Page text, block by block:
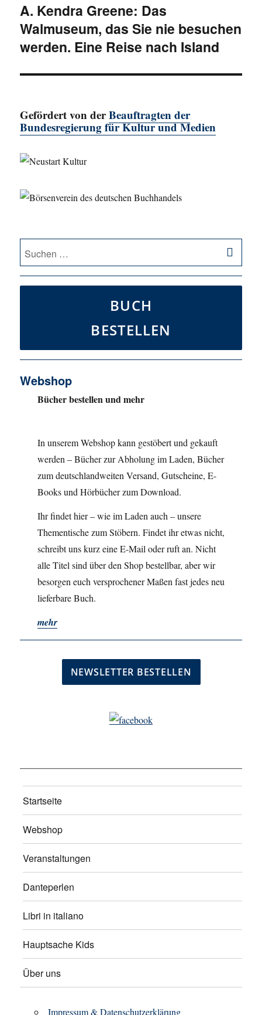
Nächster
Beitrag:
A. Kendra Greene: Das
Walmuseum, das Sie nie besuchen
werden. Eine Reise nach Island
Gefördert von derBeauftragten der
Bundesregierung für Kultur und Medien
Suche
nach:
BUCH
BESTELLEN
Webshop
Bücher bestellen und mehr
In unserem Webshop kann gestöbert und gekauft
werden – Bücher zur Abholung im Laden, Bücher
zum deutschlandweiten Versand, Gutscheine, E-
Books und Hörbücher zum Download.
Ihr findet hier – wie im Laden auch – unsere
Thementische zum Stöbern. Findet ihr etwas nicht,
schreibt uns kurz eine E-Mail oder ruft an. Nicht
alle Titel sind über den Shop bestellbar, aber wir
besorgen euch versprochener Maßen fast jedes neu
lieferbare Buch.
mehr
Startseite
Webshop
Veranstaltungen
Danteperlen
Libri in italiano
Hauptsache Kids
Über uns
Impressum & Datenschutzerklärung